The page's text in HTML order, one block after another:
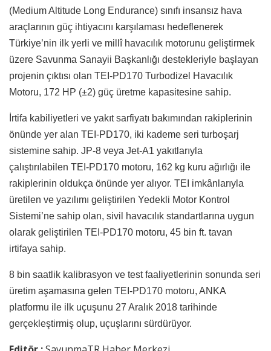
(Medium Altitude Long Endurance) sınıfı insansız hava
araçlarının güç ihtiyacını karşılaması hedeflenerek
Türkiye’nin ilk yerli ve millî havacılık motorunu geliştirmek
üzere Savunma Sanayii Başkanlığı destekleriyle başlayan
projenin çıktısı olan TEI-PD170 Turbodizel Havacılık
Motoru, 172 HP (±2) güç üretme kapasitesine sahip.
İrtifa kabiliyetleri ve yakıt sarfiyatı bakımından rakiplerinin
önünde yer alan TEI-PD170, iki kademe seri turboşarj
sistemine sahip. JP-8 veya Jet-A1 yakıtlarıyla
çalıştırılabilen TEI-PD170 motoru, 162 kg kuru ağırlığı ile
rakiplerinin oldukça önünde yer alıyor. TEI imkânlarıyla
üretilen ve yazılımı geliştirilen Yedekli Motor Kontrol
Sistemi’ne sahip olan, sivil havacılık standartlarına uygun
olarak geliştirilen TEI-PD170 motoru, 45 bin ft. tavan
irtifaya sahip.
8 bin saatlik kalibrasyon ve test faaliyetlerinin sonunda seri
üretim aşamasına gelen TEI-PD170 motoru, ANKA
platformu ile ilk uçuşunu 27 Aralık 2018 tarihinde
gerçekleştirmiş olup, uçuşlarını sürdürüyor.